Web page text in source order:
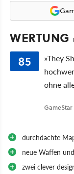
WERTUNG
85
»They
ohne
GameStar
durchdachte
neue Waffen
zwei clever